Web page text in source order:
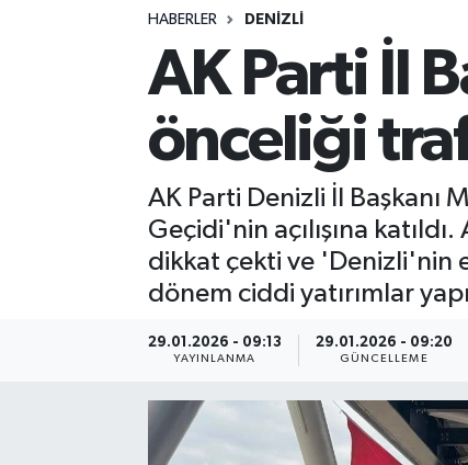
HABERLER DENIZLI
AK Parti İl
önceliği
AK Parti Denizli İl Başkanı
Geçidi'nin açılışına
dikkat çekti ve 'Denizli'nin
dönem ciddi yatırımlar
29.01.2026 - 09:13
YAYINLANMA
29.01.2026 - 09:20
GÜNCELLEME